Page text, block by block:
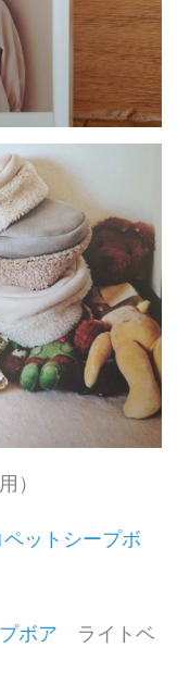
）
ペットシープボ
ボア ライトベ